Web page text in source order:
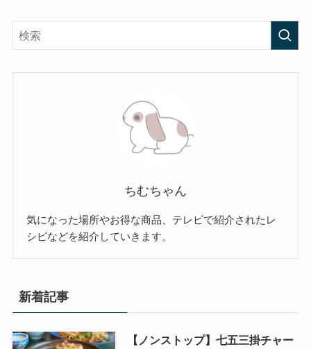
ちむちゃん
気になった場所やお得な商品、テレビで紹介されたレ
シピなどを紹介していきます。
新着記事
【ノンストップ】七五三掛チャー